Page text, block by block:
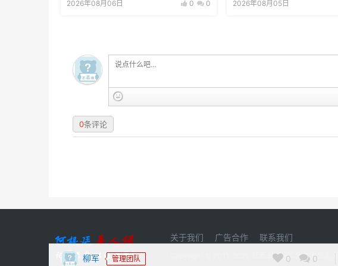
柳军 管理团队 0 0
2026年08月06日 0 0 2026年08月05日
0条评论
关于我们 广告合作 联系我们
Copyright © 2011-2020 江西省刘氏实业有限公司